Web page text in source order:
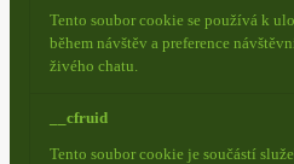
Tento soubor cookie se používá k
během návštěv a preference
živého chatu.
__cfruid
Tento soubor cookie je součástí